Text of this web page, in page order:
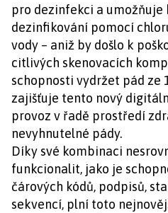
pro dezinfekci a umožňuje
dezinfikování pomocí
vody – aniž by došlo k
citlivých skenovacích
schopnosti vydržet pád ze
zajišťuje tento nový
provoz v řadě prostředí
nevyhnutelné pády.
Díky své kombinaci
funkcionalit, jako je
čárových kódů, podpisů,
sekvencí, plní toto